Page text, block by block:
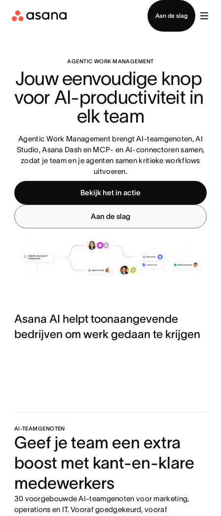
Aan de slag
Contact opnemen met verkoop
AGENTIC WORK MANAGEMENT
Jouw eenvoudige knop
voor AI-productiviteit in
elk team
Agentic Work Management brengt AI-teamgenoten, AI
Studio, Asana Dash en MCP- en AI-connectoren samen,
zodat je team en je agenten samen kritieke workflows
uitvoeren.
Bekijk het in actie
Aan de slag
Asana AI helpt toonaangevende
bedrijven om werk gedaan te krijgen
AI-TEAMGENOTEN
Geef je team een extra
boost met kant-en-klare
medewerkers
30 voorgebouwde AI-teamgenoten voor marketing,
operations en IT. Vooraf goedgekeurd, vooraf